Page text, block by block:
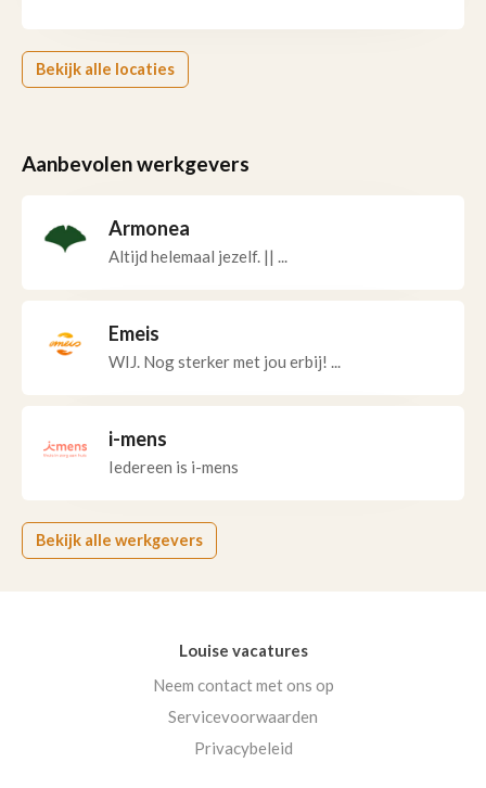
Bekijk alle locaties
Aanbevolen werkgevers
Armonea
Altijd helemaal jezelf. || ...
Emeis
WIJ. Nog sterker met jou erbij! ...
i-mens
Iedereen is i-mens
Bekijk alle werkgevers
Louise vacatures
Neem contact met ons op
Servicevoorwaarden
Privacybeleid